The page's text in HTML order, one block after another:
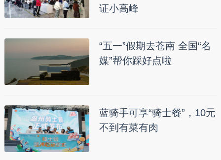
证小高峰
“五一”假期去苍南 全国“名
媒”帮你踩好点啦
蓝骑手可享“骑士餐”，10元
不到有菜有肉